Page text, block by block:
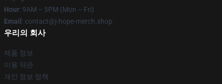
Hour: 9AM – 5PM (Mon – Fri)
Email : contact@j-hope-merch.shop
우리의 회사
제품 정보
이용 약관
개인 정보 정책